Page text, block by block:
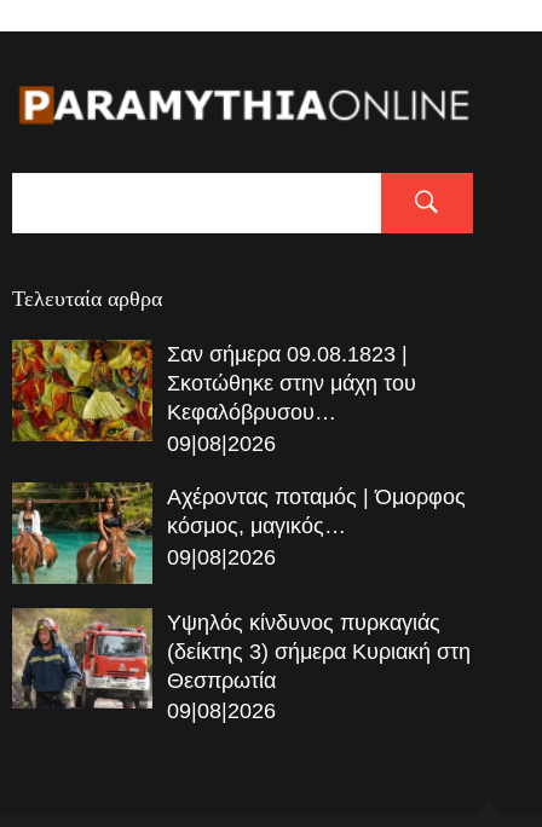
Τελευταία αρθρα
Σαν σήμερα 09.08.1823 |
Σκοτώθηκε στην μάχη του
Κεφαλόβρυσου…
09|08|2026
Αχέροντας ποταμός | Όμορφος
κόσμος, μαγικός…
09|08|2026
Υψηλός κίνδυνος πυρκαγιάς
(δείκτης 3) σήμερα Κυριακή στη
Θεσπρωτία
09|08|2026